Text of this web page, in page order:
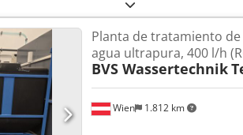
temperatura máxima de
de conexión: 35 kVA, control: Siemens
en 2023. Se dispone de documentación.
Wien 1.812 km
Planta de tratamiento
agua ultrapura, 400 l/h
BVS Wassertechnik